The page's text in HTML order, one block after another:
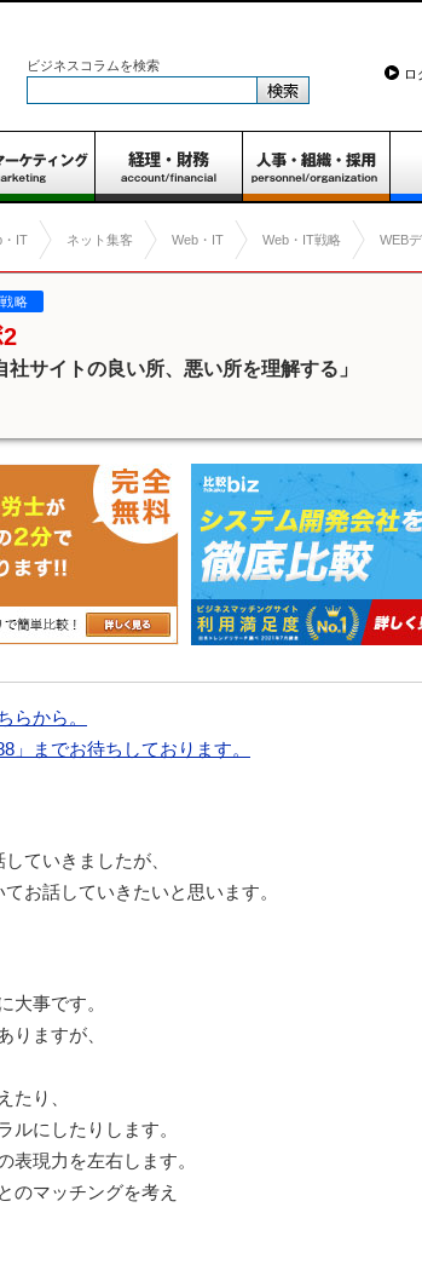
ビジネスコラムを検索
ロ
・IT ネット集客 Web・IT Web・IT戦略 WEB
略
サイトの良い所、悪い所を理解する」
らから。
」までお待ちしております。
ていきましたが、
てお話していきたいと思います。
大事です。
りますが、
たり、
ルにしたりします。
表現力を左右します。
のマッチングを考え